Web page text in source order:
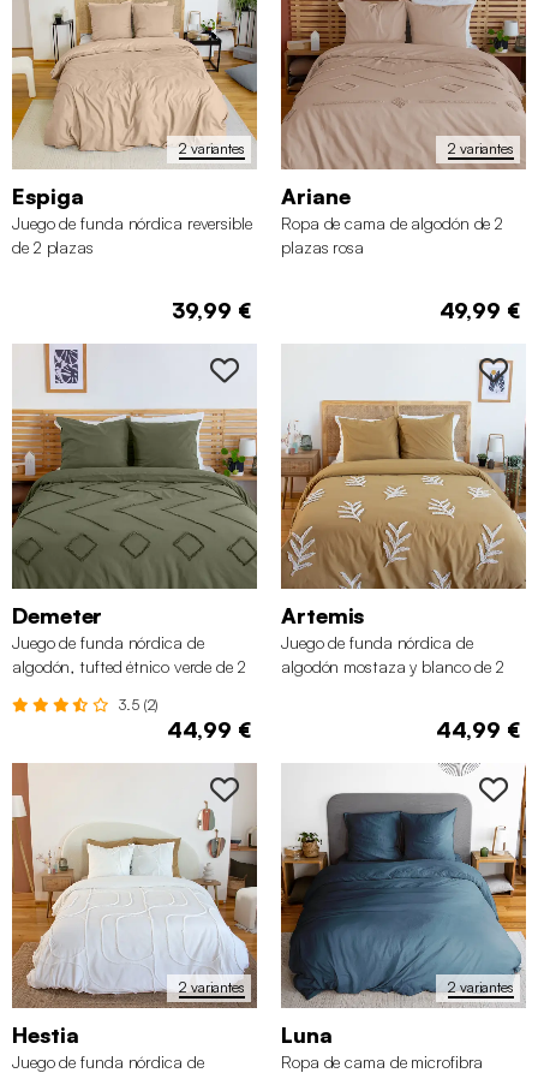
2 variantes
Espiga
Juego de funda nórdica reversible
de 2 plazas
39,99 €
2 variantes
Ariane
Ropa de cama de algodón de 2
plazas rosa
49,99 €
Demeter
Juego de funda nórdica de
algodón, tufted étnico verde de 2
3.5 (2)
44,99 €
Artemis
Juego de funda nórdica de
algodón mostaza y blanco de 2
44,99 €
2 variantes
Hestia
Juego de funda nórdica de
2 variantes
Luna
Ropa de cama de microfibra